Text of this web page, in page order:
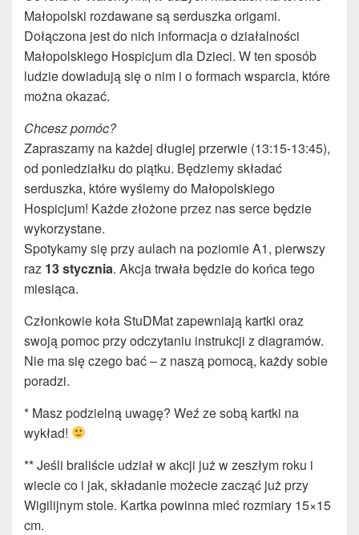
Małopolski rozdawane są serduszka origami.
Dołączona jest do nich informacja o działalności
Małopolskiego Hospicjum dla Dzieci. W ten sposób
ludzie dowiadują się o nim i o formach wsparcia, które
można okazać.
Chcesz pomóc?
Zapraszamy na każdej długiej przerwie (13:15-13:45),
od poniedziałku do piątku. Będziemy składać
serduszka, które wyślemy do Małopolskiego
Hospicjum! Każde złożone przez nas serce będzie
wykorzystane.
Spotykamy się przy aulach na poziomie A1, pierwszy
raz 13 stycznia. Akcja trwała będzie do końca tego
miesiąca.
Członkowie koła StuDMat zapewniają kartki oraz
swoją pomoc przy odczytaniu instrukcji z diagramów.
Nie ma się czego bać – z naszą pomocą, każdy sobie
poradzi.
* Masz podzielną uwagę? Weź ze sobą kartki na
wykład!
** Jeśli braliście udział w akcji już w zeszłym roku i
wiecie co i jak, składanie możecie zacząć już przy
Wigilijnym stole. Kartka powinna mieć rozmiary 15×15
cm.